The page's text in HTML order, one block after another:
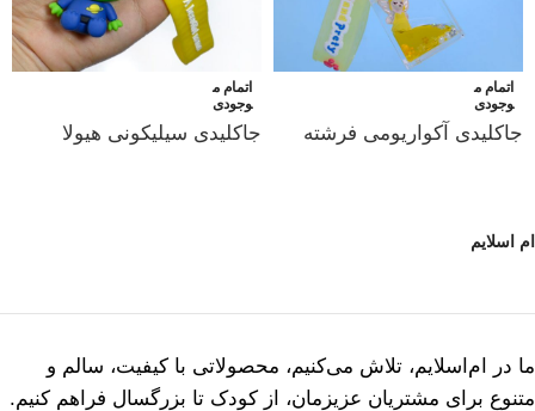
اتمام م
وجودی
جاکلیدی آکواریومی فرشته
اتمام م
وجودی
جاکلیدی سیلیکونی هیولا
ام اسلایم
ما در ام‌اسلایم، تلاش می‌کنیم، محصولاتی با کیفیت، سالم و
متنوع برای مشتریان عزیزمان، از کودک تا بزرگسال فراهم کنیم.